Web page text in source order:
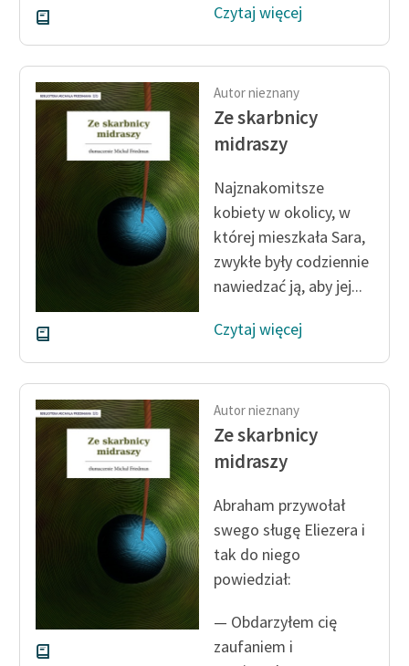
Szkoła Poezji Wolnych
Lektur
O nas
O projekcie
Zasady wykorzystania
Logotypy
Materiały promocyjne
Polityka prywatności
Regulamin biblioteki
Dane fundacji i
sprawozdania finansowe
Regulamin darowizn
Informacja o treściach
Czytaj więcej
Autor nieznany
Ze skarbnicy
midraszy
Najznakomitsze
kobiety w okolicy, w
której mieszkała Sara,
zwykłe były codziennie
nawiedzać ją, aby jej...
Czytaj więcej
Autor nieznany
Ze skarbnicy
midraszy
Abraham przywołał
swego sługę Eliezera i
tak do niego
powiedział:
— Obdarzyłem cię
zaufaniem i